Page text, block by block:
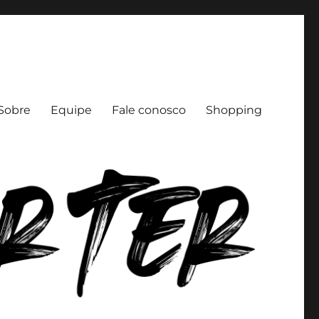
Equipe Fale conosco Shopping